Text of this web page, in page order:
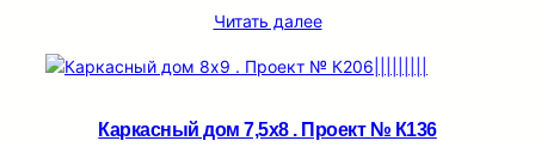
Читать далее
Каркасный дом 7,5х8 . Проект № К136